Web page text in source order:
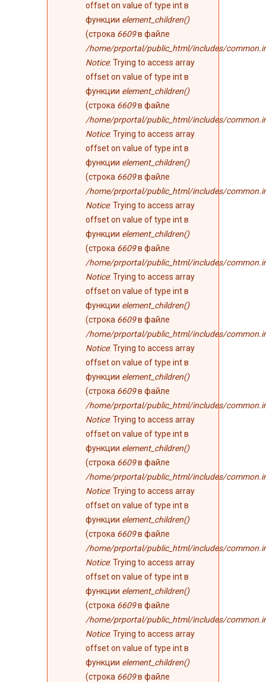
offset on value of type int в
функции element_children()
(строка 6609в файле
/home/prportal/public_html/includes/
Notice: Trying to access array
offset on value of type int в
функции element_children()
(строка 6609в файле
/home/prportal/public_html/includes/
Notice: Trying to access array
offset on value of type int в
функции element_children()
(строка 6609в файле
/home/prportal/public_html/includes/
Notice: Trying to access array
offset on value of type int в
функции element_children()
(строка 6609в файле
/home/prportal/public_html/includes/
Notice: Trying to access array
offset on value of type int в
функции element_children()
(строка 6609в файле
/home/prportal/public_html/includes/
Notice: Trying to access array
offset on value of type int в
функции element_children()
(строка 6609в файле
/home/prportal/public_html/includes/
Notice: Trying to access array
offset on value of type int в
функции element_children()
(строка 6609в файле
/home/prportal/public_html/includes/
Notice: Trying to access array
offset on value of type int в
функции element_children()
(строка 6609в файле
/home/prportal/public_html/includes/
Notice: Trying to access array
offset on value of type int в
функции element_children()
(строка 6609в файле
/home/prportal/public_html/includes/
Notice: Trying to access array
offset on value of type int в
функции element_children()
(строка 6609в файле